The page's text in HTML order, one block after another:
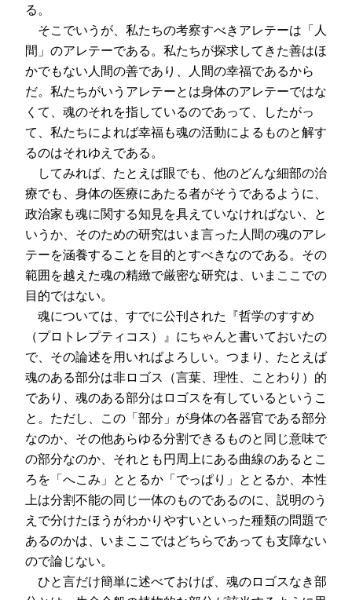
る。
そこでいうが、私たちの考察すべきアレテーは「人
間」のアレテーである。私たちが探求してきた善はほ
かでもない人間の善であり、人間の幸福であるから
だ。私たちがいうアレテーとは身体のアレテーではな
くて、魂のそれを指しているのであって、したがっ
て、私たちによれば幸福も魂の活動によるものと解す
るのはそれゆえである。
してみれば、たとえば眼でも、他のどんな細部の治
療でも、身体の医療にあたる者がそうであるように、
政治家も魂に関する知見を具えていなければない、と
いうか、そのための研究はいま言った人間の魂のアレ
テーを涵養することを目的とすべきなのである。その
範囲を越えた魂の精緻で厳密な研究は、いまここでの
目的ではない。
魂については、すでに公刊された『哲学のすすめ
（プロトレプティコス）』にちゃんと書いておいたの
で、その論述を用いればよろしい。つまり、たとえば
魂のある部分は非ロゴス（言葉、理性、ことわり）的
であり、魂のある部分はロゴスを有しているというこ
と。ただし、この「部分」が身体の各器官である部分
なのか、その他あらゆる分割できるものと同じ意味で
の部分なのか、それとも円周上にある曲線のあるとこ
ろを「へこみ」ととるか「でっぱり」ととるか、本性
上は分割不能の同じ一体のものであるのに、説明のう
えで分けたほうがわかりやすいといった種類の問題で
あるのかは、いまここではどちらであっても支障ない
ので論じない。
ひと言だけ簡単に述べておけば、魂のロゴスなき部